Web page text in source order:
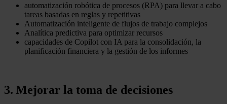
automatización robótica de procesos (RPA) para llevar a cabo
tareas basadas en reglas y repetitivas
Automatización inteligente de flujos de trabajo complejos
Analítica predictiva para optimizar recursos
capacidades de Copilot con IA para la consolidación, la
planificación financiera y la gestión de los informes
3. Mejorar la toma de decisiones